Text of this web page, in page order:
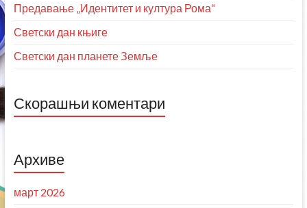
Предавање „Идентитет и култура Рома“
Светски дан књиге
Светски дан планете Земље
Скорашњи коментари
Архиве
март 2026